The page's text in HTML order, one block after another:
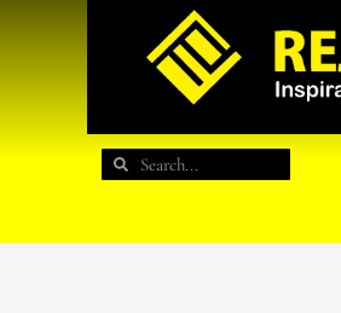
Search
Search